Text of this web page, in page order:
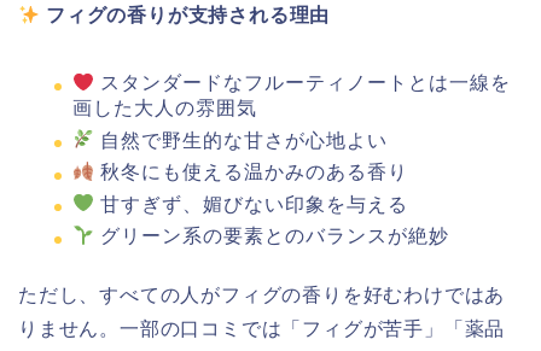
フィグの香りが支持される理由
スタンダードなフルーティノートとは一線を
画した大人の雰囲気
自然で野生的な甘さが心地よい
秋冬にも使える温かみのある香り
甘すぎず、媚びない印象を与える
グリーン系の要素とのバランスが絶妙
ただし、すべての人がフィグの香りを好むわけではあ
りません。一部の口コミでは「フィグが苦手」「薬品